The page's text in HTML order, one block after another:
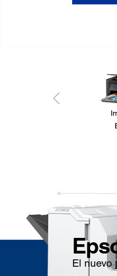
El nuevo